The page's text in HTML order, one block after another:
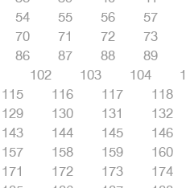
54 55 56 57
70 71 72 73
86 87 88 89
102 103 104
115 116 117 118
129 130 131 132
143 144 145 146
157 158 159 160
171 172 173 174